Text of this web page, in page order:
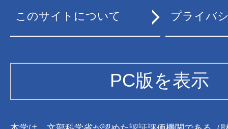
このサイトについて プライバ
PC版を表示